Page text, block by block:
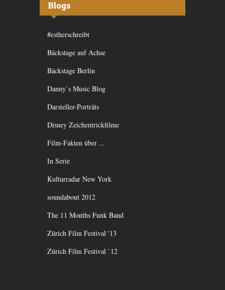
Blogs
#estherschreibt
Bäckstage auf Achse
Bäckstage Berlin
Danny`s Music Blog
Darsteller-Porträts
Disney Zeichentrickfilme
Film-Fakten über ...
In Serie
Kulturradar New York
soundabout 2012
The 11 Months Funk Band
Zürich Film Festival '13
Zürich Film Festival `12